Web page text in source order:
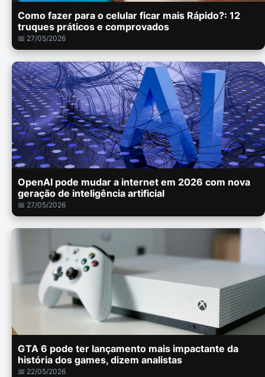
Como fazer para o celular ficar mais Rápido?: 12
truques práticos e comprovados
📅 27/05/2026
OpenAI pode mudar a internet em 2026 com nova
geração de inteligência artificial
📅 27/05/2026
GTA 6 pode ter lançamento mais impactante da
história dos games, dizem analistas
📅 22/05/2026